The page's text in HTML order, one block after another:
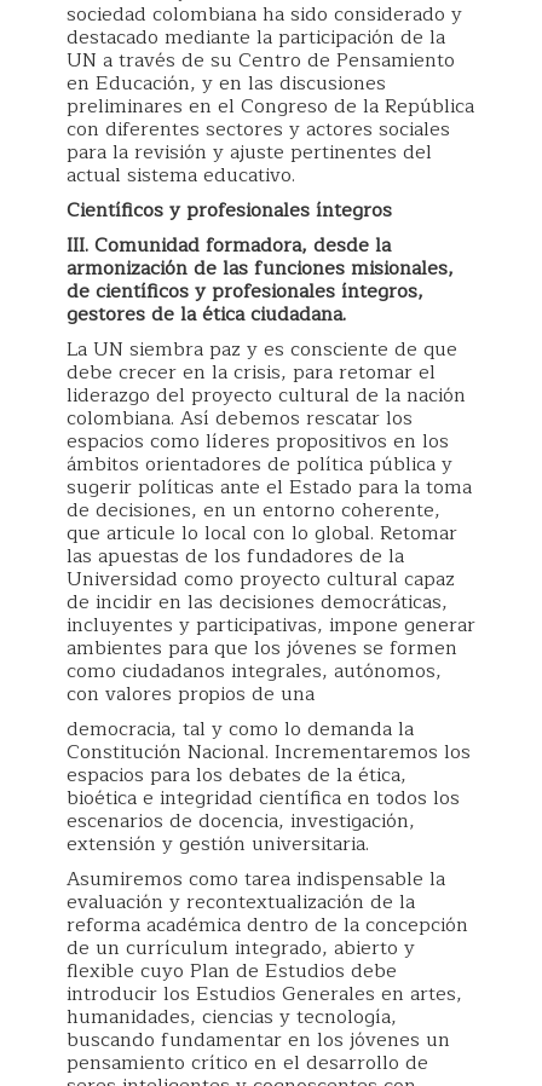
sociedad colombiana ha sido considerado y
destacado mediante la participación de la
UN a través de su Centro de Pensamiento
en Educación, y en las discusiones
preliminares en el Congreso de la República
con diferentes sectores y actores sociales
para la revisión y ajuste pertinentes del
actual sistema educativo.
Científicos y profesionales íntegros
III. Comunidad formadora, desde la
armonización de las funciones misionales,
de científicos y profesionales íntegros,
gestores de la ética ciudadana.
La UN siembra paz y es consciente de que
debe crecer en la crisis, para retomar el
liderazgo del proyecto cultural de la nación
colombiana. Así debemos rescatar los
espacios como líderes propositivos en los
ámbitos orientadores de política pública y
sugerir políticas ante el Estado para la toma
de decisiones, en un entorno coherente,
que articule lo local con lo global. Retomar
las apuestas de los fundadores de la
Universidad como proyecto cultural capaz
de incidir en las decisiones democráticas,
incluyentes y participativas, impone generar
ambientes para que los jóvenes se formen
como ciudadanos integrales, autónomos,
con valores propios de una
democracia, tal y como lo demanda la
Constitución Nacional. Incrementaremos los
espacios para los debates de la ética,
bioética e integridad científica en todos los
escenarios de docencia, investigación,
extensión y gestión universitaria.
Asumiremos como tarea indispensable la
evaluación y recontextualización de la
reforma académica dentro de la concepción
de un currículum integrado, abierto y
flexible cuyo Plan de Estudios debe
introducir los Estudios Generales en artes,
humanidades, ciencias y tecnología,
buscando fundamentar en los jóvenes un
pensamiento crítico en el desarrollo de